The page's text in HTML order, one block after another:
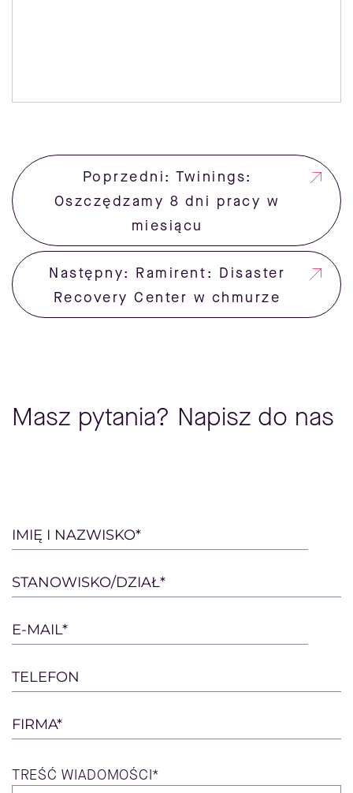
Poprzedni: Twinings:
Oszczędzamy 8 dni pracy w
miesiącu
Następny: Ramirent: Disaster
Recovery Center w chmurze
Masz pytania? Napisz do nas
Please
this
field
empty.
IMIĘ I NAZWISKO*
STANOWISKO/DZIAŁ*
E-MAIL*
TELEFON
FIRMA*
TREŚĆ WIADOMOŚCI*